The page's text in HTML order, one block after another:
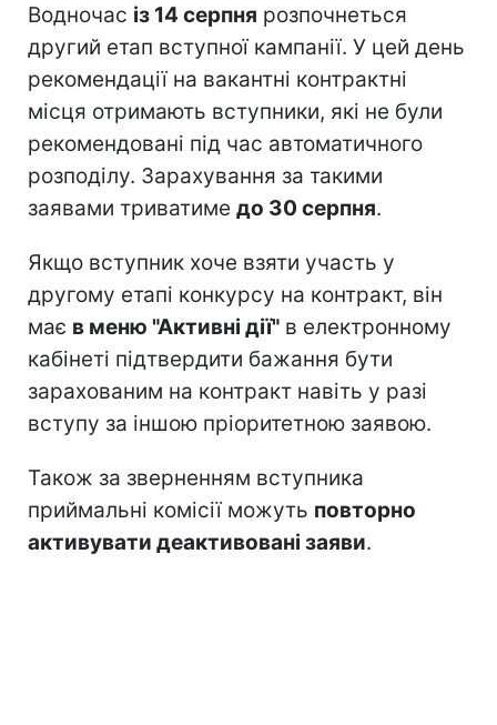
Водночас із 14 серпня розпочнеться
другий етап вступної кампанії. У цей день
рекомендації на вакантні контрактні
місця отримають вступники, які не були
рекомендовані під час автоматичного
розподілу. Зарахування за такими
заявами триватиме до 30 серпня.
Якщо вступник хоче взяти участь у
другому етапі конкурсу на контракт, він
має в меню "Активні дії" в електронному
кабінеті підтвердити бажання бути
зарахованим на контракт навіть у разі
вступу за іншою пріоритетною заявою.
Також за зверненням вступника
приймальні комісії можуть повторно
активувати деактивовані заяви.